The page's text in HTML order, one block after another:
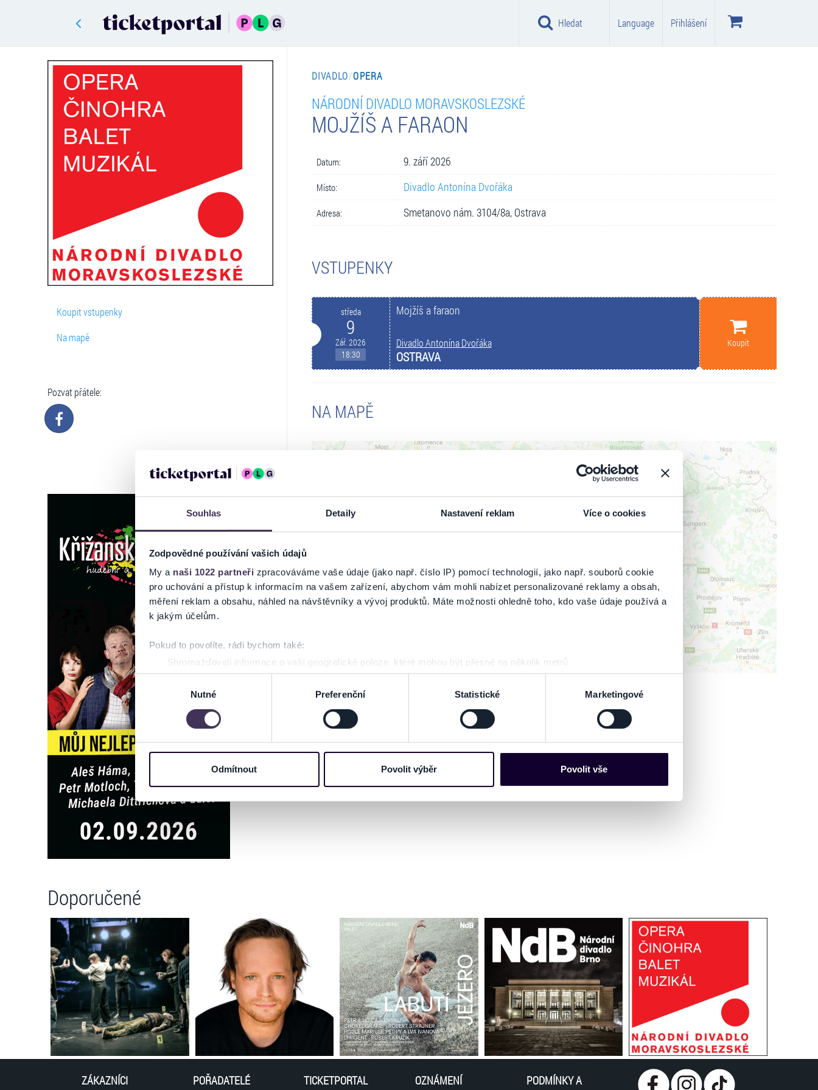
Souhlas Detaily Nastavení reklam Více o cookies
Zodpovědné používání vašich údajů
My a naši 1022 partneři zpracováváme vaše údaje (jako např. číslo IP) pomocí technologií, jako např. souborů cookie
pro uchování a přístup k informacím na vašem zařízení, abychom vám mohli nabízet personalizované reklamy a obsah,
měření reklam a obsahu, náhled na návštěvníky a vývoj produktů. Máte možnosti ohledně toho, kdo vaše údaje používá a
k jakým účelům.
Pokud to povolíte, rádi bychom také:
Shromažďovali informace o vaší geografické poloze, které mohou být přesné na několik metrů
Identifikovali vaše zařízení pomocí aktivního skenování pro konkrétní charakteristiky (otisk prstu)
Zjistěte více o tom, jak zpracováváme vaše osobní údaje, a nastavte si předvolby v
části s podrobnostmi. Svůj souhlas
můžete kdykoliv změnit nebo odvolat v části Prohlášení o souborech cookie.
informace o vašem zařízení nebo vaší aktivitě na našich webových stránkách. Tyto informace mohou představovat
osobní údaje. Získané informace používáme např. k analýze návštěvnosti webu nebo k personalizaci obsahu a reklam.
můžete kdykoliv změnit v zápatí stránky v záložce „Cookies a jejich nastavení“.
Výběr
souhlasu
Nutné Preferenční Statistické Marketingové
Odmítnout Povolit výběr Povolit vše
Hledat Language Přihlášení
Koupit vstupenky
Na mapě
Pozvat přátele:
DIVADLO/OPERA
NÁRODNÍ DIVADLO MORAVSKOSLEZSKÉ
MOJŽÍŠ A FARAON
Datum: 9. září 2026
Místo: Divadlo Antonína Dvořáka
Adresa: Smetanovo nám. 3104/8a, Ostrava
VSTUPENKY
středa
9
Zář. 2026
18:30
Mojžíš a faraon
Divadlo Antonína Dvořáka
OSTRAVA
Koupit
NA MAPĚ
Doporučené
ZÁKAZNÍCI POŘADATELÉ TICKETPORTAL OZNÁMENÍ
PODMÍNKY A